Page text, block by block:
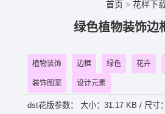
首页 > 花样下
绿色植物装饰边
植物装饰 边框 绿色 花卉
装饰图案 设计元素
dst花版参数： 大小：31.17 KB / 尺寸